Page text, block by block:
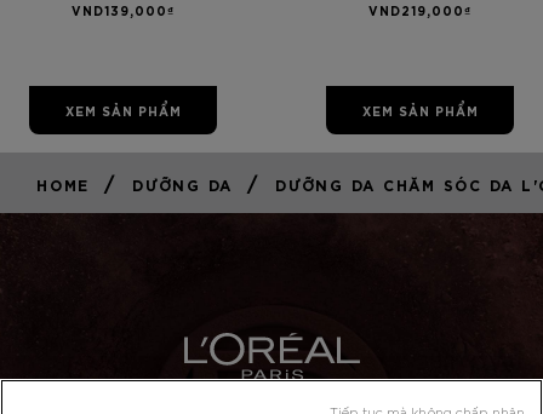
Moisturizing
VND139,000₫
XEM SẢN PHẨM
200ml
VND219,000₫
XEM SẢN PHẨM
HOME / DƯỠNG DA / DƯỠNG DA CHĂM SÓC DA